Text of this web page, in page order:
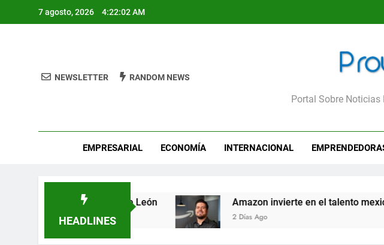
7 agosto, 2026 4:22:02 AM
ProyectaPortal Sobre Noticias
NEWSLETTER RANDOM NEWS
EMPRESARIAL ECONOMÍA INTERNACIONAL
HEADLINES
Fest busca héroes de León Amazon invierte en el talento
2 Días Ago